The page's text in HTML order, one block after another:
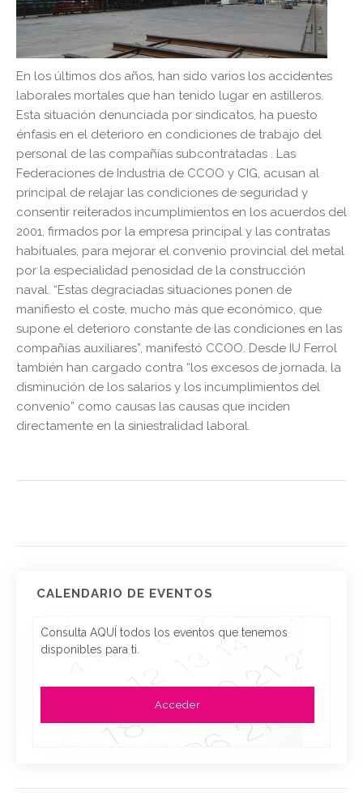
En los últimos dos años, han sido varios los accidentes
laborales mortales que han tenido lugar en astilleros.
Esta situación denunciada por sindicatos, ha puesto
énfasis en el deterioro en condiciones de trabajo del
personal de las compañías subcontratadas . Las
Federaciones de Industria de CCOO y CIG, acusan al
principal de relajar las condiciones de seguridad y
consentir reiterados incumplimientos en los acuerdos del
2001, firmados por la empresa principal y las contratas
habituales, para mejorar el convenio provincial del metal
por la especialidad penosidad de la construcción
naval. “Estas degraciadas situaciones ponen de
manifiesto el coste, mucho más que económico, que
supone el deterioro constante de las condiciones en las
compañías auxiliares”, manifestó CCOO. Desde IU Ferrol
también han cargado contra “los excesos de jornada, la
disminución de los salarios y los incumplimientos del
convenio” como causas las causas que inciden
directamente en la siniestralidad laboral.
CALENDARIO DE EVENTOS
Consulta AQUÍ todos los eventos que tenemos
disponibles para ti.
Acceder